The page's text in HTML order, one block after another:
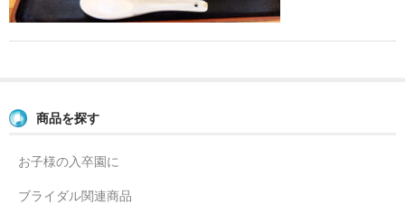
よくあるご質問
商品を探す
お子様の入卒園に
ブライダル関連商品